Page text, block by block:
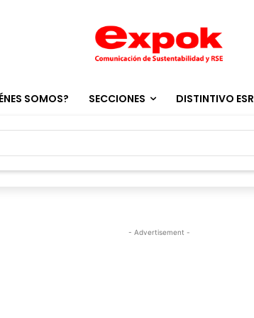
SOMOS? SECCIONES DISTINTIVO ESR
- Advertisement -